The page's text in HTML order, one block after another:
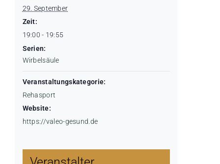
29. September
Zeit:
19:00 - 19:55
Serien:
Wirbelsäule
Veranstaltungskategorie:
Rehasport
Website:
https://valeo-gesund.de